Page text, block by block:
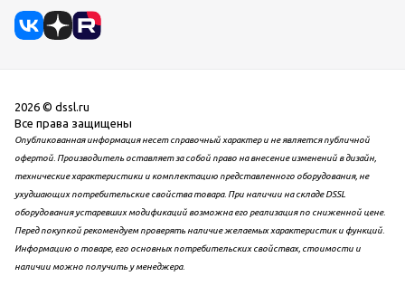
2026 © dssl.ru
Все права защищены
Опубликованная информация несет справочный характер и не является публичной
офертой. Производитель оставляет за собой право на внесение изменений в дизайн,
технические характеристики и комплектацию представленного оборудования, не
ухудшающих потребительские свойства товара. При наличии на складе DSSL
оборудования устаревших модификаций возможна его реализация по сниженной цене.
Перед покупкой рекомендуем проверять наличие желаемых характеристик и функций.
Информацию о товаре, его основных потребительских свойствах, стоимости и
наличии можно получить у менеджера.